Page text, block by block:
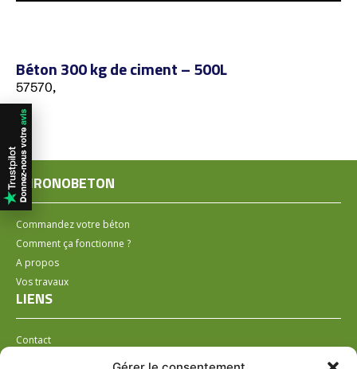
Béton 300 kg de ciment – 500L
57570,
CHRONOBETON
Commandez votre béton
Comment ça fonctionne ?
A propos
Vos travaux
LIENS
Contact